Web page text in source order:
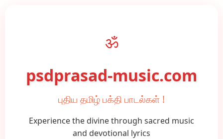
ॐ
psdprasad-music.com
புதிய தமிழ் பக்தி பாடல்கள் !
Experience the divine through sacred music
and devotional lyrics